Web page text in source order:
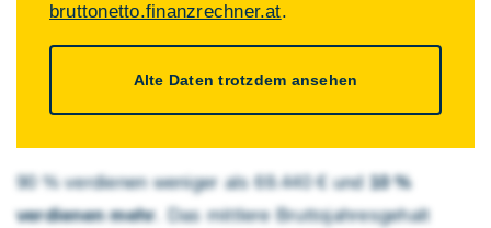
bruttonetto.finanzrechner.at.
Alte Daten trotzdem ansehen
90 % verdienen weniger als 69.440 € und 10 %
verdienen mehr . Das mittlere Brutto­jahres­gehalt